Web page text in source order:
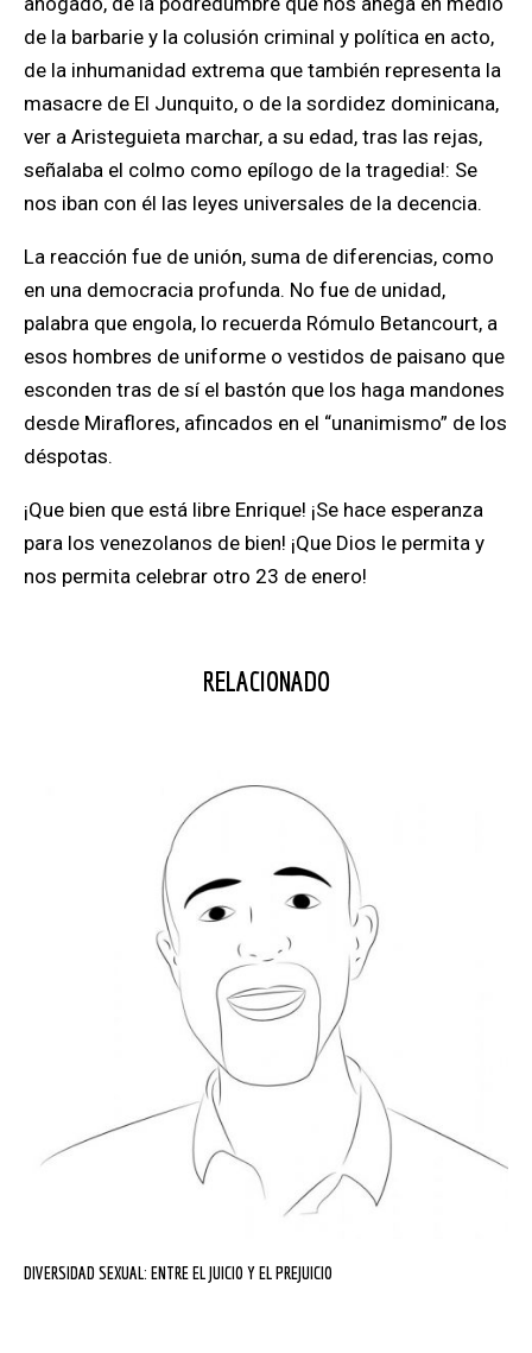
de la barbarie y la colusión criminal y política en acto,
de la inhumanidad extrema que también representa la
masacre de El Junquito, o de la sordidez dominicana,
ver a Aristeguieta marchar, a su edad, tras las rejas,
señalaba el colmo como epílogo de la tragedia!: Se
nos iban con él las leyes universales de la decencia.
La reacción fue de unión, suma de diferencias, como
en una democracia profunda. No fue de unidad,
palabra que engola, lo recuerda Rómulo Betancourt, a
esos hombres de uniforme o vestidos de paisano que
esconden tras de sí el bastón que los haga mandones
desde Miraflores, afincados en el “unanimismo” de los
déspotas.
¡Que bien que está libre Enrique! ¡Se hace esperanza
para los venezolanos de bien! ¡Que Dios le permita y
nos permita celebrar otro 23 de enero!
RELACIONADO
DIVERSIDAD SEXUAL: ENTRE EL JUICIO Y EL PREJUICIO